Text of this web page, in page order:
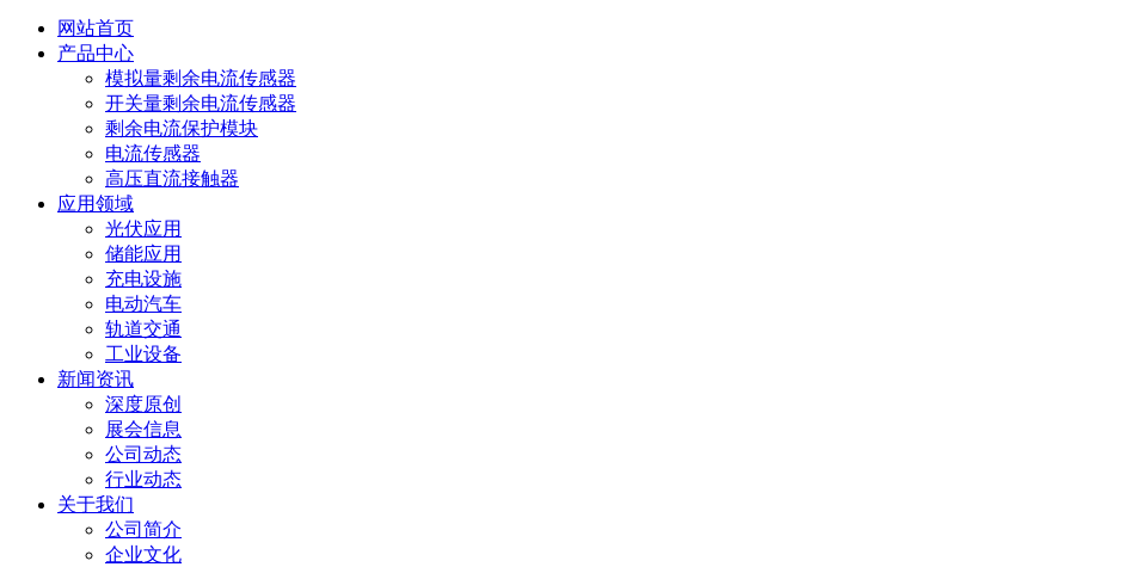
网站首页
产品中心
模拟量剩余电流传感器
开关量剩余电流传感器
剩余电流保护模块
电流传感器
高压直流接触器
应用领域
光伏应用
储能应用
充电设施
电动汽车
轨道交通
工业设备
新闻资讯
深度原创
展会信息
公司动态
行业动态
关于我们
公司简介
企业文化